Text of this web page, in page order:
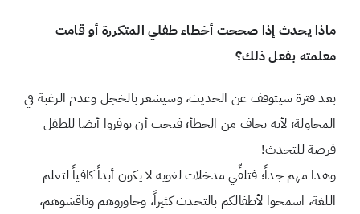
ماذا يحدث إذا صححت أخطاء طفلي المتكررة أو قامت
معلمته بفعل ذلك؟
بعد فترة سيتوقف عن الحديث، وسيشعر بالخجل وعدم الرغبة في
المحاولة؛ لأنه يخاف من الخطأ؛ فيجب أن توفروا أيضا للطفل
فرصة للتحدث!
وهذا مهم جداً؛ فتلقِّي مدخلات لغوية لا يكون أبداً كافياً لتعلم
اللغة، اسمحوا لأطفالكم بالتحدث كثيراً، وحاوروهم وناقشوهم،